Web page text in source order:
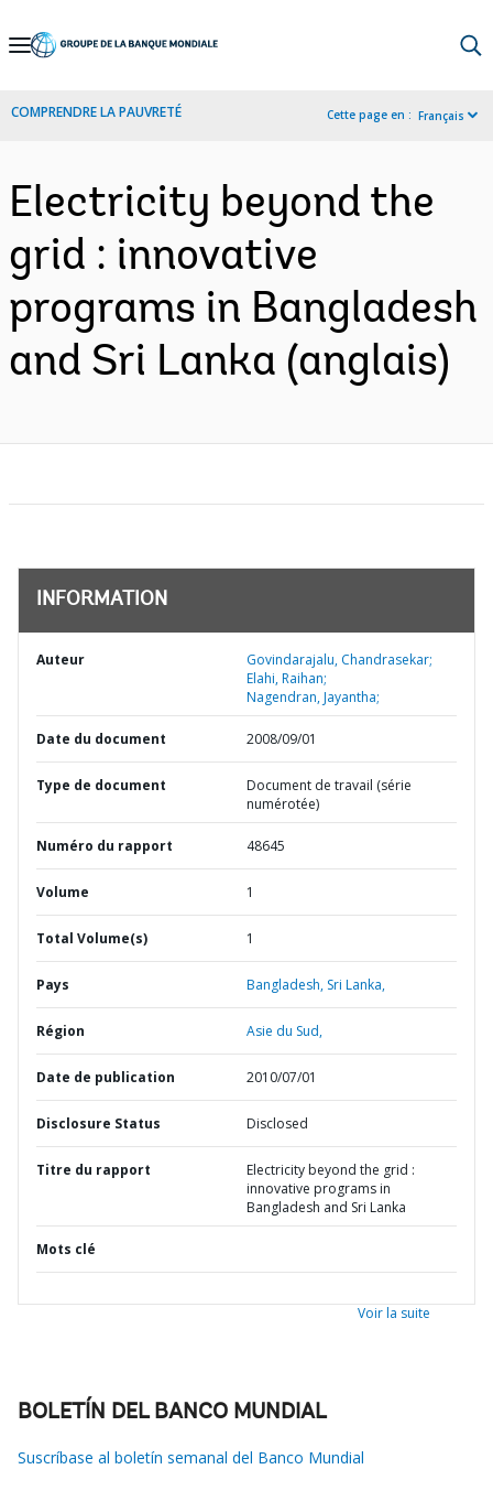
Skip
Navigation
COMPRENDRE LA PAUVRETÉ Cette page en : Français
Electricity beyond the
grid : innovative
programs in Bangladesh
and Sri Lanka (anglais)
INFORMATION
Auteur
Govindarajalu, Chandrasekar;
Elahi, Raihan;
Nagendran, Jayantha;
Date du document 2008/09/01
Type de document
Document de travail (série
numérotée)
Numéro du rapport 48645
Volume 1
Total Volume(s) 1
Pays Bangladesh, Sri Lanka,
Région Asie du Sud,
Date de publication 2010/07/01
Disclosure Status Disclosed
Titre du rapport
Electricity beyond the grid :
innovative programs in
Bangladesh and Sri Lanka
Mots clé
Voir la suite
BOLETÍN DEL BANCO MUNDIAL
Suscríbase al boletín semanal del Banco Mundial